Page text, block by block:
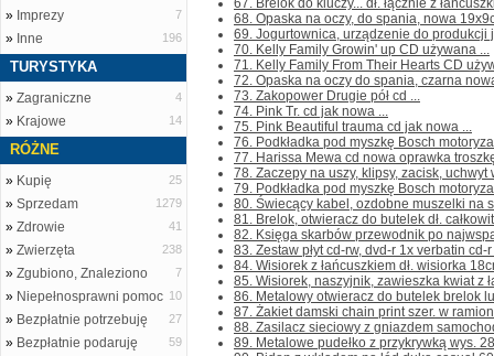
» Imprezy 7
» Inne 196
TURYSTYKA
» Zagraniczne 4
» Krajowe 14
RÓŻNE
» Kupię 25
» Sprzedam 1279
» Zdrowie 41
» Zwierzęta 238
» Zgubiono, Znaleziono 7
» Niepełnosprawni pomoc 10
» Bezpłatnie potrzebuję 27
» Bezpłatnie podaruję 59
67. Brelok do kluczy... dł. łącznie z
68. Opaska na oczy, do spania, nowa
69. Jogurtownica, urządzenie do produkcji
70. Kelly Family Growin' up CD używana ...
71. Kelly Family From Their Hearts CD
72. Opaska na oczy do spania, czarna
73. Zakopower Drugie pół cd ...
74. Pink Tr. cd jak nowa ...
75. Pink Beautiful trauma cd jak nowa ...
76. Podkładka pod myszkę Bosch
77. Harissa Mewa cd nowa oprawka
78. Zaczepy na uszy, klipsy, zacisk,
79. Podkładka pod myszkę Bosch
80. Świecący kabel, ozdobne muszelki na
81. Brelok, otwieracz do butelek dł.
82. Księga skarbów przewodnik po
83. Zestaw płyt cd-rw, dvd-r 1x verbatin cd-
84. Wisiorek z łańcuszkiem dł. wisiorka
85. Wisiorek, naszyjnik, zawieszka kwiat z
86. Metalowy otwieracz do butelek brelok
87. Żakiet damski chain print szer. w
88. Zasilacz sieciowy z gniazdem
89. Metalowe pudełko z przykrywką wys.